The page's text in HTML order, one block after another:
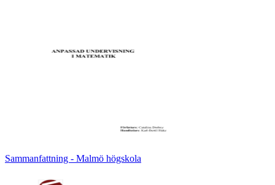
Sammanfattning - Malmö högskola